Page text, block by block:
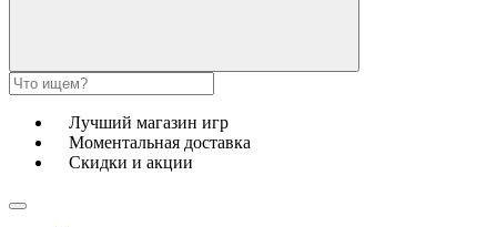
Лучший магазин игр
Моментальная доставка
Скидки и акции